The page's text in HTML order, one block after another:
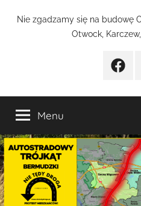
Nie
Nie zgadzamy się na budowę
Otwock,
Menu